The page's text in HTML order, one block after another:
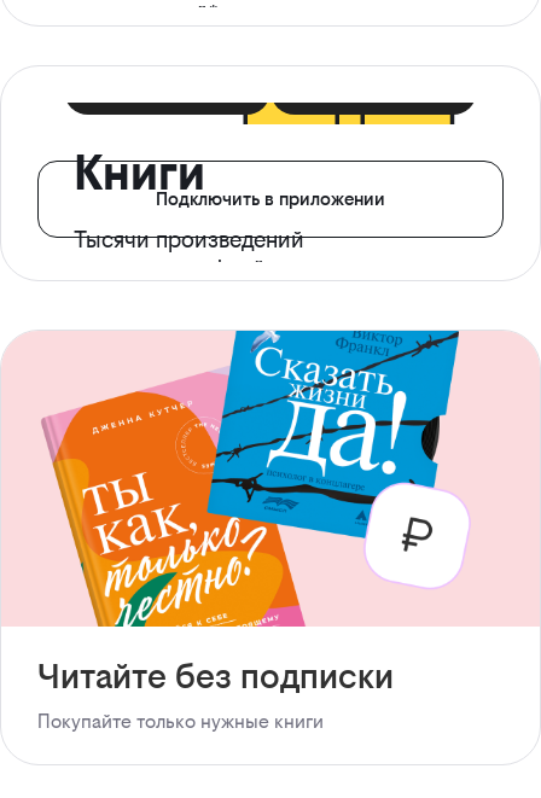
ограничений*
Книги
Тысячи произведений
с доступом офлайн
Подключить в приложении
Читайте без подписки
Покупайте только нужные книги